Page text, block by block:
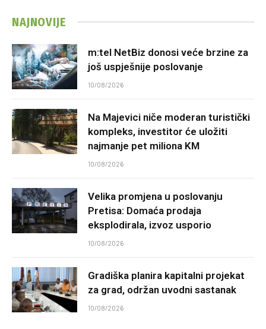
NAJNOVIJE
m:tel NetBiz donosi veće brzine za
još uspješnije poslovanje
10/08/2026
Na Majevici niče moderan turistički
kompleks, investitor će uložiti
najmanje pet miliona KM
10/08/2026
Velika promjena u poslovanju
Pretisa: Domaća prodaja
eksplodirala, izvoz usporio
10/08/2026
Gradiška planira kapitalni projekat
za grad, održan uvodni sastanak
10/08/2026